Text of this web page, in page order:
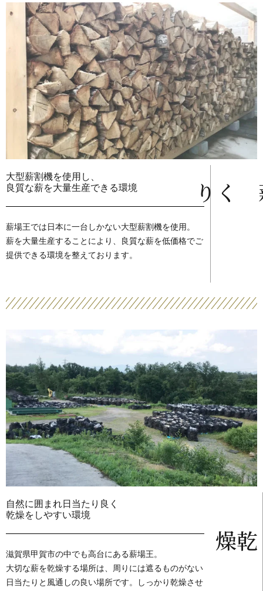
大型薪割機を使用し、
良質な薪を大量生産できる環境
薪場王では日本に一台しかない大型薪割機を使用。
薪を大量生産することにより、良質な薪を低価格でご
提供できる環境を整えております。
薪づくり
乾燥
自然に囲まれ日当たり良く
乾燥をしやすい環境
滋賀県甲賀市の中でも高台にある薪場王。
大切な薪を乾燥する場所は、周りには遮るものがない
日当たりと風通しの良い場所です。しっかり乾燥させ